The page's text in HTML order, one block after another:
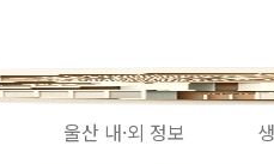
울산 내·외 정보